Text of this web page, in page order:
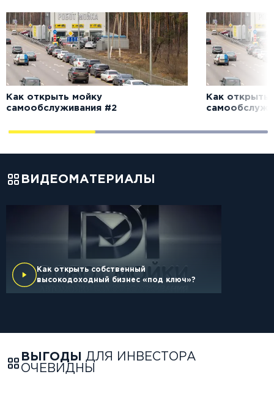
Как открыть мойку
самообслуживания #2
Как открыть
ВИДЕОМАТЕРИАЛЫ
Как открыть собственный
высокодоходный бизнес «под ключ»?
ВЫГОДЫ ДЛЯ ИНВЕСТОРА
ОЧЕВИДНЫ